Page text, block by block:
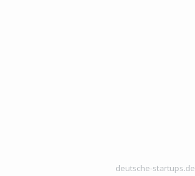
deutsche-startups.de